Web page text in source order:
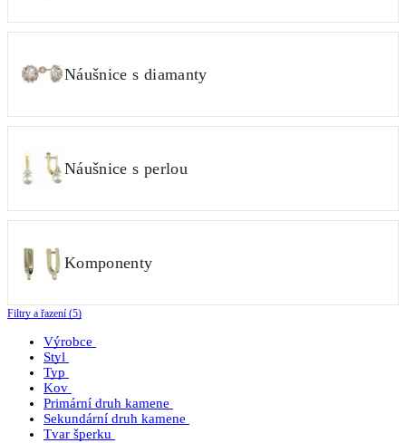
Náušnice s diamanty
Náušnice s perlou
Komponenty
Filtry a řazení (5)
Výrobce
Styl
Typ
Kov
Primární druh kamene
Sekundární druh kamene
Tvar šperku